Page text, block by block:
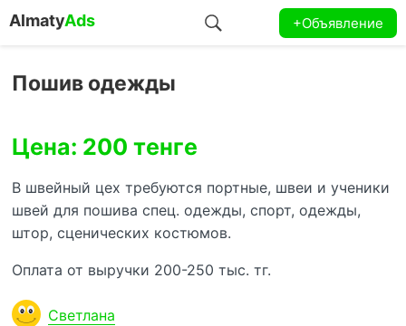
AlmatyAds +Объявление
Пошив одежды
Цена: 200 тенге
В швейный цех требуются портные, швеи и ученики
швей для пошива спец. одежды, спорт, одежды,
штор, сценических костюмов.
Оплата от выручки 200-250 тыс. тг.
Светлана